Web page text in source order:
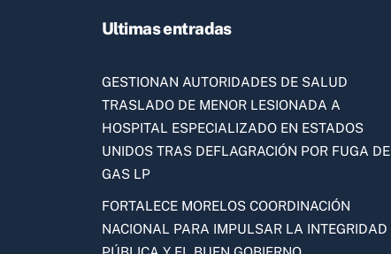
Ultimas entradas
GESTIONAN AUTORIDADES DE SALUD
TRASLADO DE MENOR LESIONADA A
HOSPITAL ESPECIALIZADO EN ESTADOS
UNIDOS TRAS DEFLAGRACIÓN POR FUGA DE
GAS LP
FORTALECE MORELOS COORDINACIÓN
NACIONAL PARA IMPULSAR LA INTEGRIDAD